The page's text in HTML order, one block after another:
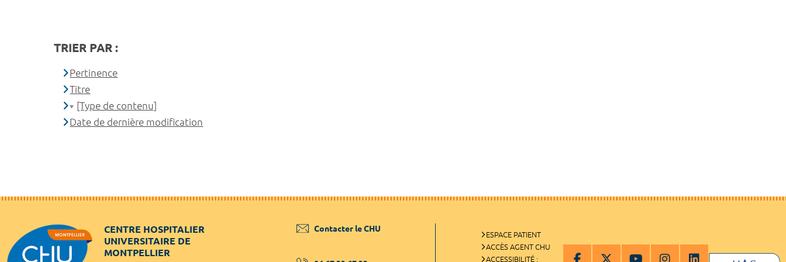
TRIER PAR :
Pertinence
Titre
[Type de contenu]
Date de dernière modification
CENTRE HOSPITALIER
UNIVERSITAIRE DE
MONTPELLIER
Contacter le CHU
ESPACE PATIENT
ACCÈS AGENT CHU
ACCESSIBILITÉ :